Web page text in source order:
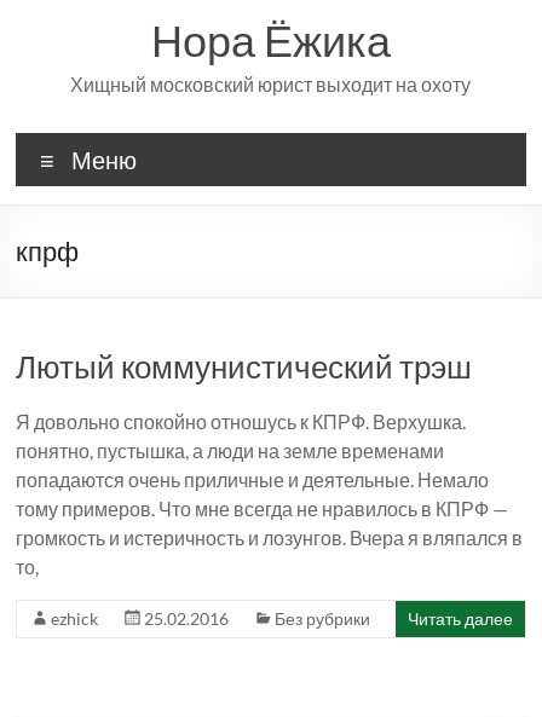
Нора Ёжика
Хищный московский юрист выходит на охоту
Меню
кпрф
Лютый коммунистический трэш
Я довольно спокойно отношусь к КПРФ. Верхушка.
понятно, пустышка, а люди на земле временами
попадаются очень приличные и деятельные. Немало
тому примеров. Что мне всегда не нравилось в КПРФ —
громкость и истеричность и лозунгов. Вчера я вляпался в
то,
ezhick 25.02.2016 Без рубрики Читать далее